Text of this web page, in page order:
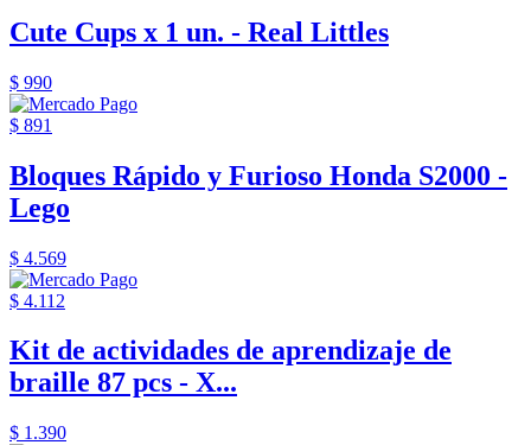
Cute Cups x 1 un. - Real Littles
$ 990
$ 891
Bloques Rápido y Furioso Honda S2000 -
Lego
$ 4.569
$ 4.112
Kit de actividades de aprendizaje de
braille 87 pcs - X...
$ 1.390